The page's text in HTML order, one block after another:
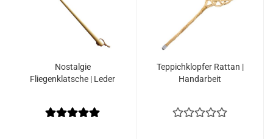
Nostalgie
Fliegenklatsche | Leder
Teppichklopfer Rattan |
Handarbeit